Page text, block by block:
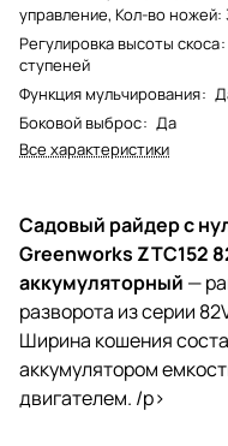
управление, Кол-во ножей:
Регулировка высоты скоса:
ступеней
Функция мульчирования:
Боковой выброс: Да
Все характеристики
Садовый райдер с
Greenworks ZTC152
аккумуляторный —
разворота из серии
Ширина кошения
аккумулятором
двигателем. /p>